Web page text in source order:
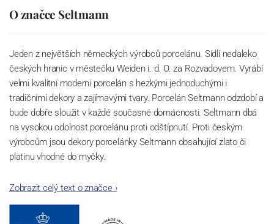
O značce Seltmann
Jeden z největších německých výrobců porcelánu. Sídlí nedaleko
českých hranic v městečku Weiden i. d. O. za Rozvadovem. Vyrábí
velmi kvalitní moderní porcelán s hezkými jednoduchými i
tradičními dekory a zajímavými tvary. Porcelán Seltmann odzdobí a
bude dobře sloužit v každé současné domácnosti. Seltmann dbá
na vysokou odolnost porcelánu proti odštípnutí. Proti českým
výrobcům jsou dekory porcelánky Seltmann obsahující zlato či
platinu vhodné do myčky.
Zobrazit celý text o značce›